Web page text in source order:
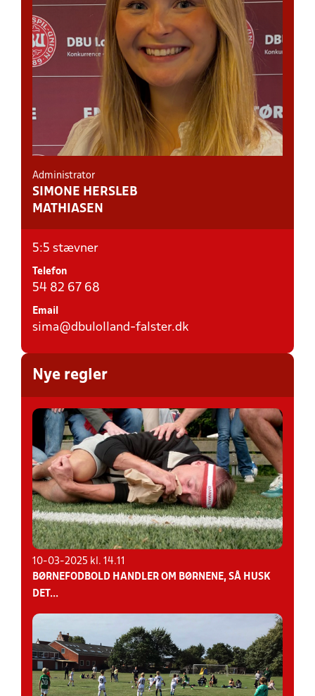
Administrator
SIMONE HERSLEB
MATHIASEN
5:5 stævner
Telefon
54 82 67 68
Email
sima@dbulolland-falster.dk
Nye regler
10-03-2025 kl. 14.11
BØRNEFODBOLD HANDLER OM BØRNENE, SÅ HUSK
DET...